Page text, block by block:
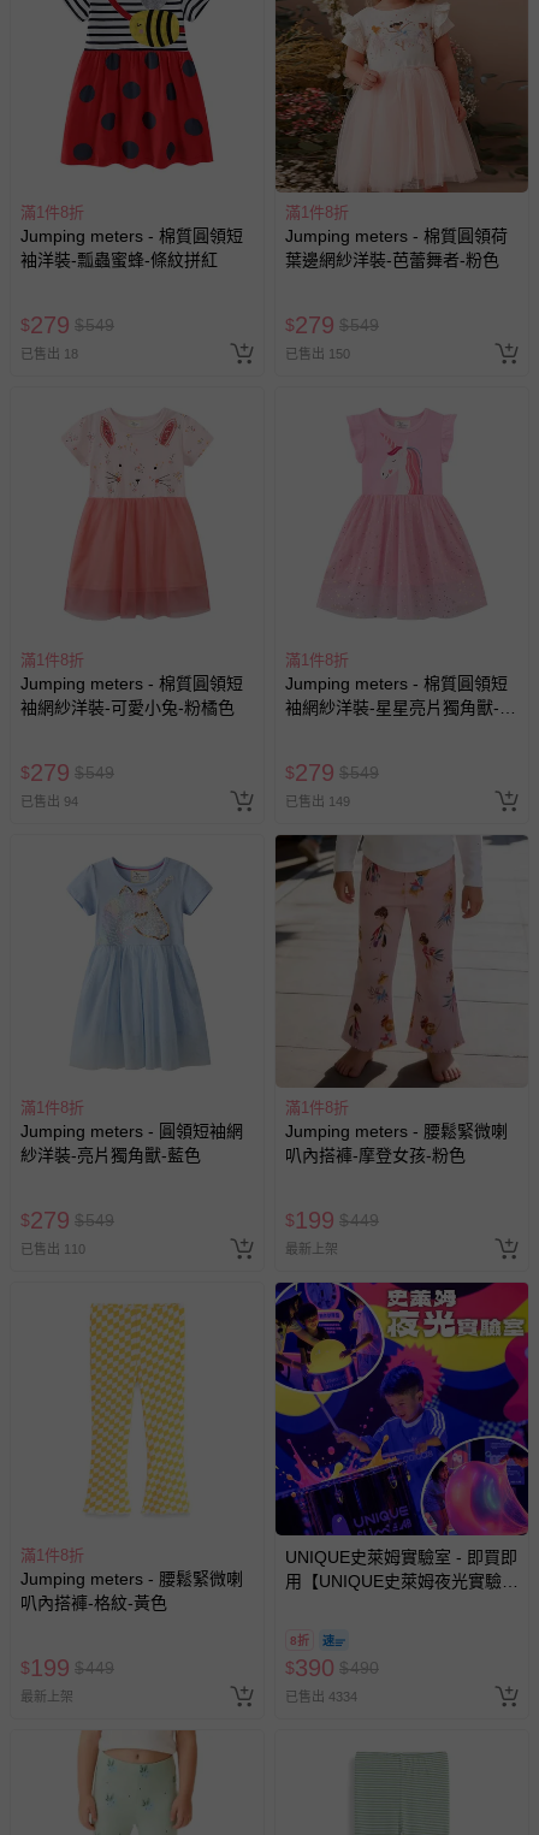
※尺寸為平鋪測量，因測量方式不同，可能存在1-3cm誤差，敬請
※由於螢幕顯示、拍攝光線、個人認知不同等因素，可能會造成略
有色差，請依收到實物顏色為準哦。
退換貨須知
您所購買的商品享有7天的鑑賞期／猶豫期權益，但此期間
並非試用期，您所退回的商品必須是未經使用的全新狀態，
包含完整包裝、配件、說明文件及贈品等。
退貨，您可至『查詢訂單』>『已出貨』中查詢該筆訂單，
並點選『我要退貨』即可進行申請。若有相關退貨問題，請
與服務，謝謝。
針對滿件折/滿額贈…等活動，如因部份退貨，而該訂單保
留商品未達活動門檻，將以原價計算，活動贈品亦需一併退
回。
部分商品依據消費者保護法的規定，不適用七天鑑賞期/猶
豫期範圍：
商品、食品等）。
客製化商品（例如客製生日書、姓名貼等）。
新費用）。
經消費者拆封之影音商品或電腦軟體（例如 DVD、CD
非以有形媒介提供之數位內容或一經提供即為完成之線
上服務，經消費者事先同意始提供（例如線上課程、遊
戲或活動點數等）。
已拆封之以下類型商品：
-個人衛生用品（例如尿布、貼身衣物、泳裝、襪子、地
墊、寢具類等）。
-新生兒親膚衣物（嬰幼兒包巾與背巾、包屁衣、學習
褲、紗布衣等）。
-接觸性孕哺產品（奶嘴、奶瓶、擠乳器、哺乳衣、托腹
帶束縛衣、餐搖椅等）。
-其他原廠盒裝商品封口處已貼上「不可拆封」，或具警
示字句等說明貼紙、封條者。
相關的退換貨辦理流程，可詳見：退換貨 & 退款問題
其他常見問題：
運送服務：目前提供的運送僅限台灣本島。如您位於離島地
區，可能會無法配送，或須依據商品需加收離島運費。廠商
亦保留出貨與否的權利。離島、偏遠地區、樓層親送等加價
費用，可能會另需加收。
商品實際的配達日期，可於訂單個人資料內的查詢訂單內，
已出貨通知之訊息為主。
如您收到商品，請依正常流程檢查是否完好，若商品遇瑕疵
情形，您可申請更換新品或退貨，請見：退貨的辦理流程。
若您對於會員帳號、商品訂購與資訊、購物流程、付款方
式、折價券與購物金的使用、退貨及商品運送方式等有疑
問，你可詳見：
媽咪愛客服中心。
預購商品：預購為海外同步代購，遇缺貨即會通知媽咪並協
商品如因「價格、組合」等錯誤原因，導致無法安排出貨，
會主動以簡訊及mail通知訂單取消事宜，並將提供適當補
滿1件8折
Jumping meters - 棉質圓領短
袖洋裝-瓢蟲蜜蜂-條紋拼紅
$279 $549
已售出 18
滿1件8折
Jumping meters - 棉質圓領荷
葉邊網紗洋裝-芭蕾舞者-粉色
$279 $549
已售出 150
滿1件8折
Jumping meters - 棉質圓領短
袖網紗洋裝-可愛小兔-粉橘色
$279 $549
已售出 94
滿1件8折
Jumping meters - 棉質圓領短
袖網紗洋裝-星星亮片獨角獸-粉
$279 $549
已售出 149
滿1件8折
Jumping meters - 圓領短袖網
紗洋裝-亮片獨角獸-藍色
$279 $549
已售出 110
滿1件8折
Jumping meters - 腰鬆緊微喇
叭內搭褲-摩登女孩-粉色
$199 $449
最新上架
滿1件8折
Jumping meters - 腰鬆緊微喇
叭內搭褲-格紋-黃色
$199 $449
最新上架
UNIQUE史萊姆實驗室 - 即買即
用【UNIQUE史萊姆夜光實驗室
人小孩均一價(3歲以上需購票))
8折
$390 $490
已售出 4334